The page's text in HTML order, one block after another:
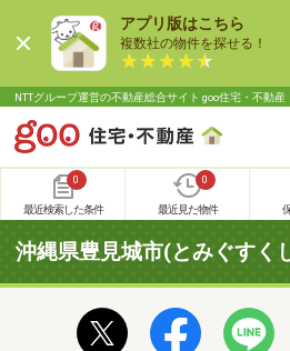
アプリ版はこちら
複数社の物件を探せる！
NTTグループ運営の不動産総合サイト goo住宅・不動産
0
最近検索した条件
0
最近見た物件
沖縄県豊見城市(とみぐすく